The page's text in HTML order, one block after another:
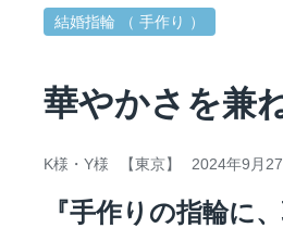
結婚指輪 （ 手作り ）
華やかさを兼
K様・Y様 【東京】 2024年9月
『手作りの指輪に